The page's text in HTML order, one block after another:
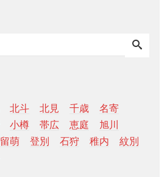
北斗 北見 千歳
名寄
小樽 帯広 恵庭
旭川
留萌 登別 石狩 稚内
紋別